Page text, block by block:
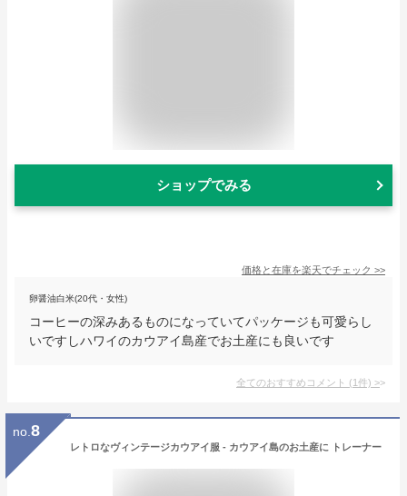
ショップでみる
価格と在庫を楽天でチェック >>
卵醤油白米(20代・女性)
コーヒーの深みあるものになっていてパッケージも可愛らし
いですしハワイのカウアイ島産でお土産にも良いです
全てのおすすめコメント (1件) >
no. 8
レトロなヴィンテージカウアイ服 - カウアイ島のお土産に トレーナー